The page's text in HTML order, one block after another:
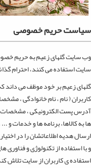
سیاست حریم خصوصی
وب سایت گل­های زعیم به حریم
سایت استفاده می ­کنند، احترام
گل­های زعیم بر خود موظف می ­داند
کاربران ( نام ، نام خانوادگی ،
ها به کالاها، برنامه ها و خدمات
ارسال هدیه اطلاعاتشان را در
و با استفاده از تکنولوژی و
استفاده ­ی کاربران از سایت تلاش